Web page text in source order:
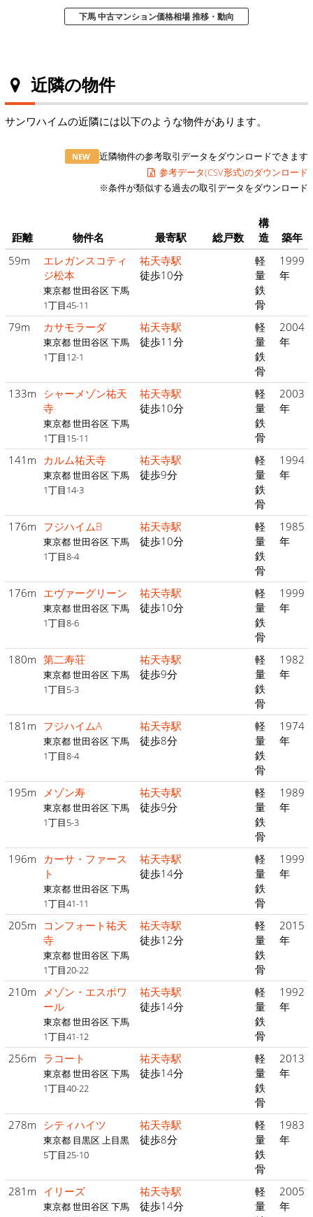
下馬 中古マンション価格相場 推移・動向
近隣の物件
サンワハイムの近隣には以下のような物件があります。
NEW
近隣物件の参考取引データをダウンロードできます
参考データ(CSV形式)のダウンロード
※条件が類似する過去の取引データをダウンロード
距離 物件名 最寄駅 総戸数
構
造
築年
59m
エレガンスコティ
ジ松本
東京都 世田谷区 下馬
1丁目45-11
祐天寺駅
徒歩10分
軽
量
鉄
骨
1999
年
79m カサモラーダ
東京都 世田谷区 下馬
1丁目12-1
祐天寺駅
徒歩11分
軽
量
鉄
骨
2004
年
133m シャーメゾン祐天
寺
東京都 世田谷区 下馬
1丁目15-11
祐天寺駅
徒歩10分
軽
量
鉄
骨
2003
年
141m カルム祐天寺
東京都 世田谷区 下馬
1丁目14-3
祐天寺駅
徒歩9分
軽
量
鉄
骨
1994
年
176m フジハイムB
東京都 世田谷区 下馬
1丁目8-4
祐天寺駅
徒歩10分
軽
量
鉄
骨
1985
年
176m エヴァーグリーン
東京都 世田谷区 下馬
1丁目8-6
祐天寺駅
徒歩10分
軽
量
鉄
骨
1999
年
180m 第二寿荘
東京都 世田谷区 下馬
1丁目5-3
祐天寺駅
徒歩9分
軽
量
鉄
骨
1982
年
181m フジハイムA
東京都 世田谷区 下馬
1丁目8-4
祐天寺駅
徒歩8分
軽
量
鉄
骨
1974
年
195m メゾン寿
東京都 世田谷区 下馬
1丁目5-3
祐天寺駅
徒歩9分
軽
量
鉄
骨
1989
年
196m
カーサ・ファース
ト
東京都 世田谷区 下馬
1丁目41-11
祐天寺駅
徒歩14分
軽
量
鉄
骨
1999
年
205m
コンフォート祐天
寺
東京都 世田谷区 下馬
1丁目20-22
祐天寺駅
徒歩12分
軽
量
鉄
骨
2015
年
210m
メゾン・エスポワ
ール
東京都 世田谷区 下馬
1丁目41-12
祐天寺駅
徒歩14分
軽
量
鉄
骨
1992
年
256m ラコート
東京都 世田谷区 下馬
1丁目40-22
祐天寺駅
徒歩14分
軽
量
鉄
骨
2013
年
278m シティハイツ
東京都 目黒区 上目黒
5丁目25-10
祐天寺駅
徒歩8分
軽
量
鉄
骨
1983
年
281m イリーズ
東京都 世田谷区 下馬
祐天寺駅
徒歩14分
軽
量
2005
年